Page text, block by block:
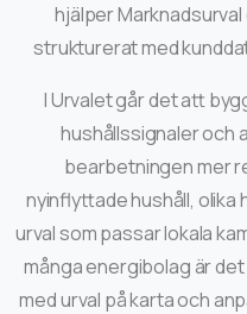
hjälper
strukturerat med
I Urvalet går det att
hushållssignaler och
bearbetningen mer
nyinflyttade hushåll,
urval som passar lokala
många energibolag är
med urval på karta och